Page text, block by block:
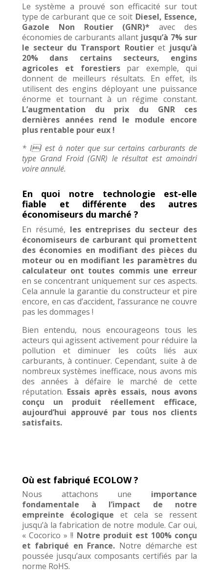
Le système a prouvé son efficacité sur tout
type de carburant que ce soit Diesel, Essence,
Gazole Non Routier (GNR)*avec des
économies de carburants allant jusqu’à 7% sur
le secteur du Transport Routieret jusqu’à
20% dans certains secteurs, engins
agricoles et forestierspar exemple, qui
donnent de meilleurs résultats. En effet, ils
utilisent des engins déployant une puissance
énorme et tournant à un régime constant.
L’augmentation du prix du GNR ces
dernières années rend le module encore
plus rentable pour eux !
* Il est à noter que sur certains carburants de
type Grand Froid (GNR) le résultat est amoindri
voire annulé.
En quoi notre technologie est-elle
fiable et différente des autres
économiseurs du marché ?
En résumé, les entreprises du secteur des
économiseurs de carburant qui promettent
des économies en modifiant des pièces du
moteur ou en modifiant les paramètres du
calculateur ont toutes commis une erreur
en se concentrant uniquement sur ces aspects.
Cela annule la garantie du constructeur et pire
encore, en cas d’accident, l’assurance ne couvre
pas les dommages !
Bien entendu, nous encourageons tous les
acteurs qui agissent activement pour réduire la
pollution etdiminuer les coûts liés aux
carburants, à continuer. Cependant, suite à de
nombreux systèmes inefficace, nous avons mis
des années à défaire le marché de cette
réputation. Essais après essais, nous avons
conçu un produit réellement efficace,
aujourd’hui approuvé par tous nos clients
satisfaits.
Où est fabriqué ECOLOW ?
Nous attachons une importance
fondamentale à l’impact de notre
empreinte écologique et cela se ressent
jusqu’à la fabrication de notre module. Car oui,
« Cocorico » !! Notre produit est 100% conçu
et fabriqué en France. Notre démarche est
poussée jusqu’aux composants certifiés par la
norme RoHS.